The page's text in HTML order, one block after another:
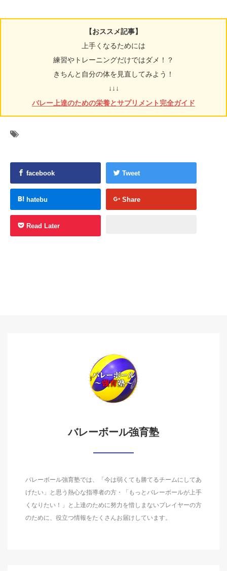
【おススメ記事】
上手くなるためには
練習やトレーニングだけではダメ！？
きちんと自分の体を見直してみよう！
↓↓↓
バレー上達のための栄養とサプリメント完全ガイド
facebook Tweet
hatebu Share
Read Later
バレーボール強育塾
バレーボール強育塾では、「今は弱くても勝てるチームにしてあ
げたい」と思う熱心な指導者の方・「もっとバレーボールが上手
くなりたい！」と上達のために努力を惜しまないプレイヤーの方
のために、役立つ情報をたくさんお届けしています。